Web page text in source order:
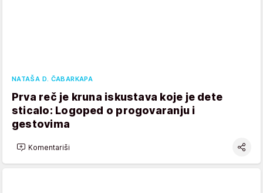
NATAŠA D. ČABARKAPA
Prva reč je kruna iskustava koje je dete
sticalo: Logoped o progovaranju i
gestovima
Komentariši